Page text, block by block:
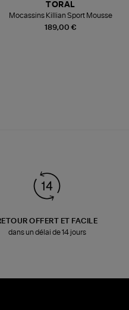
189,00 €
TORAL
Mocassins Killian Sport Mousse
OFFERT ET FACILE
dans un délai de 14 jours